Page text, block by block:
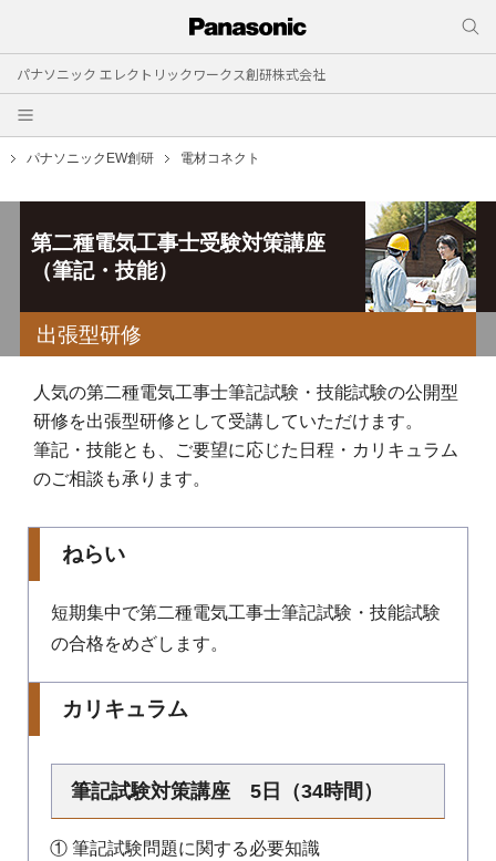
パナソニック エレクトリックワークス創研株式会社
パナソニックEW創研 電材コネクト
第二種電気工事士受験対策講座
（筆記・技能）
出張型研修
人気の第二種電気工事士筆記試験・技能試験の公開型
研修を出張型研修として受講していただけます。
筆記・技能とも、ご要望に応じた日程・カリキュラム
のご相談も承ります。
ねらい
短期集中で第二種電気工事士筆記試験・技能試験
の合格をめざします。
カリキュラム
筆記試験対策講座 5日（34時間）
① 筆記試験問題に関する必要知識